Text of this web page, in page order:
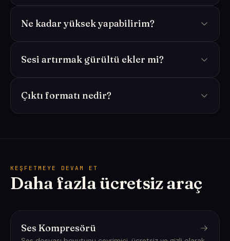
Ne kadar yüksek yapabilirim?
Sesi artırmak gürültü ekler mi?
Çıktı formatı nedir?
KEŞFETMEYE DEVAM ET
Daha fazla ücretsiz araç
Ses Kompresörü